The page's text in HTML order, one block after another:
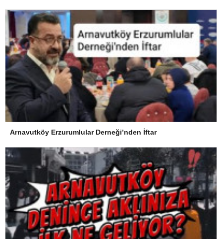
Arnavutköy Erzurumlular Derneği’nden İftar